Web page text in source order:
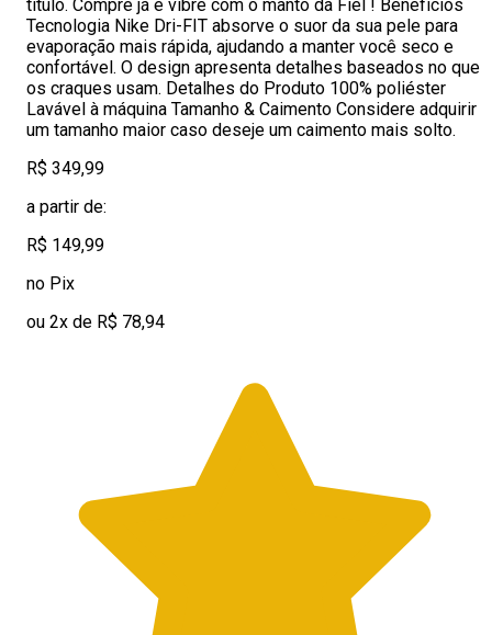
título. Compre já e vibre com o manto da Fiel ! Benefícios
Tecnologia Nike Dri-FIT absorve o suor da sua pele para
evaporação mais rápida, ajudando a manter você seco e
confortável. O design apresenta detalhes baseados no que
os craques usam. Detalhes do Produto 100% poliéster
Lavável à máquina Tamanho & Caimento Considere adquirir
um tamanho maior caso deseje um caimento mais solto.
R$ 349,99
a partir de:
R$ 149,99
no Pix
ou 2x de R$ 78,94